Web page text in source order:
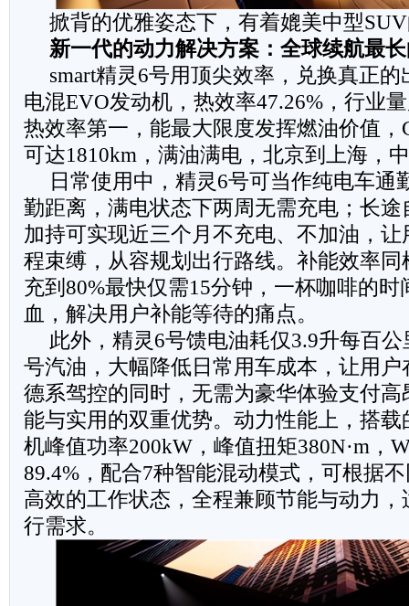
掀背的优雅姿态下，有着媲美中型
新一代的动力解决方案：全球续航最
smart精灵6号用顶尖效率，兑换真正
电混EVO发动机，热效率47.26%，行业
热效率第一，能最大限度发挥燃油价值，
可达1810km，满油满电，北京到上海，
日常使用中，精灵6号可当作纯电车通
勤距离，满电状态下两周无需充电；长
加持可实现近三个月不充电、不加油，
程束缚，从容规划出行路线。补能效率同
充到80%最快仅需15分钟，一杯咖啡的
血，解决用户补能等待的痛点。
此外，精灵6号馈电油耗仅3.9升每百
号汽油，大幅降低日常用车成本，让用
德系驾控的同时，无需为豪华体验支付
能与实用的双重优势。动力性能上，搭载
机峰值功率200kW，峰值扭矩380N·m，
89.4%，配合7种智能混动模式，可根据
高效的工作状态，全程兼顾节能与动力
行需求。